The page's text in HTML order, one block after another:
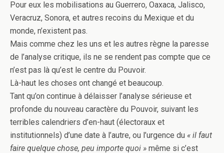
Pour eux les mobilisations au Guerrero, Oaxaca, Jalisco,
Veracruz, Sonora, et autres recoins du Mexique et du
monde, n’existent pas.
Mais comme chez les uns et les autres règne la paresse
de l’analyse critique, ils ne se rendent pas compte que ce
n’est pas là qu’est le centre du Pouvoir.
Là-haut les choses ont changé et beaucoup.
Tant qu’on continue à délaisser l’analyse sérieuse et
profonde du nouveau caractère du Pouvoir, suivant les
terribles calendriers d’en-haut (électoraux et
institutionnels) d’une date à l’autre, ou l’urgence du « il faut
faire quelque chose, peu importe quoi » même si c’est